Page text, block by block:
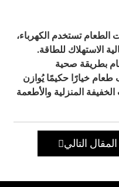
تستخدم الكهرباء،
الاستهلاك للطاقة.
بطريقة صحية
طعام خيارًا حكيمًا يُوازن
المنزلية والأطعمة
المقال التالي